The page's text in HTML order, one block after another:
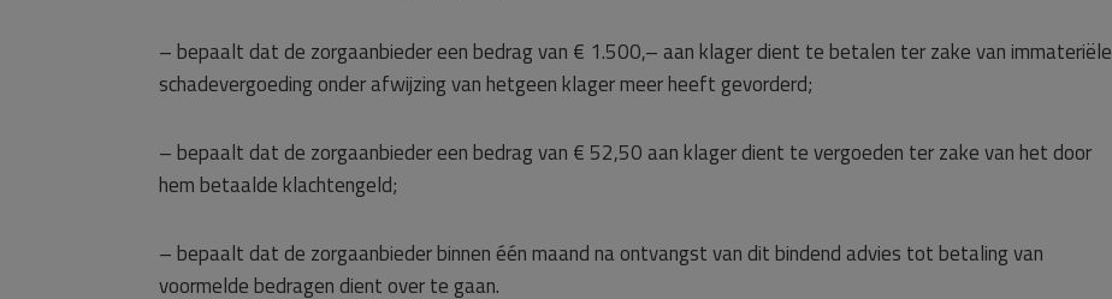
– bepaalt dat de zorgaanbieder een bedrag van € 1.500,– aan klager dient te betalen ter zake van immateriële
schadevergoeding onder afwijzing van hetgeen klager meer heeft gevorderd;
– bepaalt dat de zorgaanbieder een bedrag van € 52,50 aan klager dient te vergoeden ter zake van het door
hem betaalde klachtengeld;
– bepaalt dat de zorgaanbieder binnen één maand na ontvangst van dit bindend advies tot betaling van
voormelde bedragen dient over te gaan.